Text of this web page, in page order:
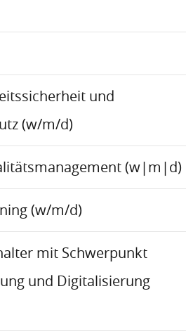
und
(w/m/d)
(w|m|d)
(w/m/d)
mit Schwerpunkt
und Digitalisierung